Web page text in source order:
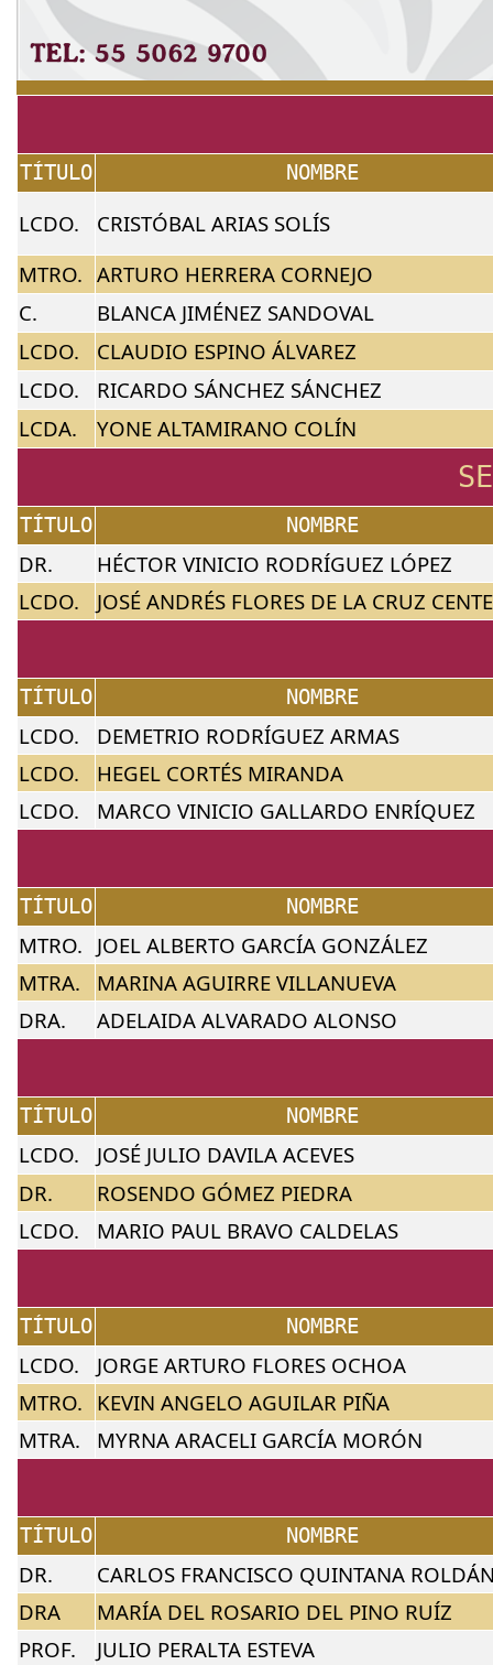
TÍTULO NOMBRE
LCDO.
CRISTÓBAL ARIAS SOLÍS
MTRO. ARTURO HERRERA CORNEJO
C.
BLANCA JIMÉNEZ SANDOVAL
LCDO.
CLAUDIO ESPINO ÁLVAREZ
LCDO.
RICARDO SÁNCHEZ SÁNCHEZ
LCDA.
YONE ALTAMIRANO COLÍN
TÍTULO NOMBRE
DR.
HÉCTOR VINICIO RODRÍGUEZ LÓPEZ
LCDO.
JOSÉ ANDRÉS FLORES DE LA CRUZ
TÍTULO NOMBRE
LCDO.
DEMETRIO RODRÍGUEZ ARMAS
LCDO.
HEGEL CORTÉS MIRANDA
LCDO.
MARCO VINICIO GALLARDO ENRÍQUEZ
TÍTULO NOMBRE
MTRO. JOEL ALBERTO GARCÍA GONZÁLEZ
MTRA.
MARINA AGUIRRE VILLANUEVA
DRA.
ADELAIDA ALVARADO ALONSO
TÍTULO NOMBRE
LCDO.
JOSÉ JULIO DAVILA ACEVES
DR.
ROSENDO GÓMEZ PIEDRA
LCDO.
MARIO PAUL BRAVO CALDELAS
TÍTULO NOMBRE
LCDO.
JORGE ARTURO FLORES OCHOA
MTRO. KEVIN ANGELO AGUILAR PIÑA
MTRA.
MYRNA ARACELI GARCÍA MORÓN
TÍTULO NOMBRE
DR.
CARLOS FRANCISCO QUINTANA
DRA
MARÍA DEL ROSARIO DEL PINO RUÍZ
PROF.
JULIO PERALTA ESTEVA